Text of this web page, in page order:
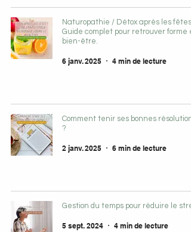
Naturopathie / Détox après les fêtes :
Guide complet pour retrouver forme
bien-être.
6 janv. 2025 4 min de lecture
Comment tenir ses bonnes
?
2 janv. 2025 6 min de lecture
Gestion du temps pour réduire le
5 sept. 2024 4 min de lecture